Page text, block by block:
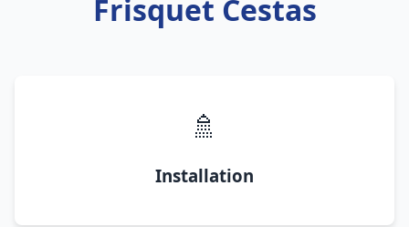
Frisquet Cestas
🚿
Installation